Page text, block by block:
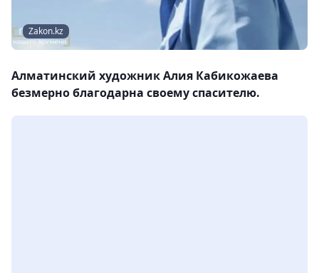
Zakon.kz
Алматинский художник Алия Кабикожаева
безмерно благодарна своему спасителю.